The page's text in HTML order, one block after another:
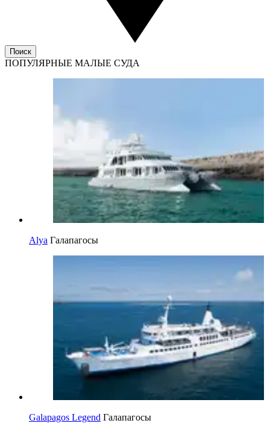
Поиск
ПОПУЛЯРНЫЕ МАЛЫЕ СУДА
Alya Галапагосы
Galapagos Legend Галапагосы